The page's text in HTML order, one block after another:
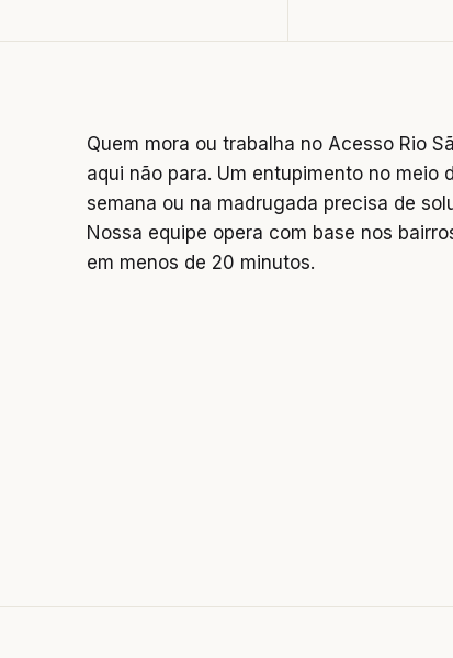
Quem mora ou trabalha no Acesso Rio
aqui não para. Um entupimento no meio
semana ou na madrugada precisa de
Nossa equipe opera com base nos
em menos de 20 minutos.